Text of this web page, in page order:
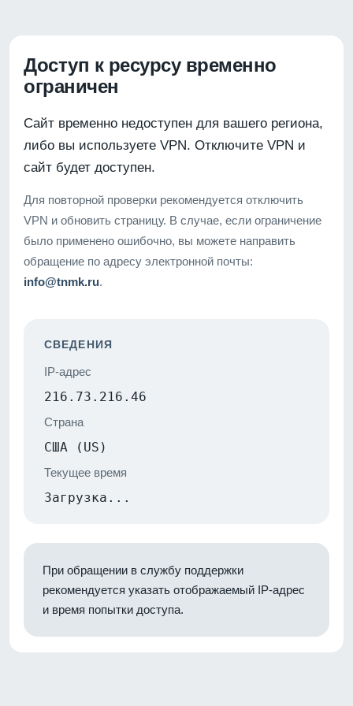
Доступ к ресурсу временно
ограничен
Сайт временно недоступен для вашего региона,
либо вы используете VPN. Отключите VPN и
сайт будет доступен.
Для повторной проверки рекомендуется отключить
VPN и обновить страницу. В случае, если ограничение
было применено ошибочно, вы можете направить
обращение по адресу электронной почты:
info@tnmk.ru.
СВЕДЕНИЯ
IP-адрес
216.73.216.46
Страна
США (US)
Текущее время
Загрузка...
При обращении в службу поддержки
рекомендуется указать отображаемый IP-адрес
и время попытки доступа.